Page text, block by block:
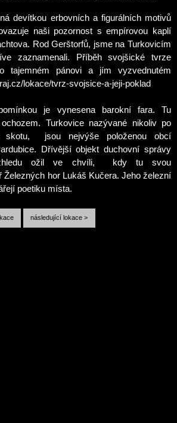
devítkou erbovních a figurálních motivů
naši pozornost s empírovou kaplí
Rod Gerštorfů, jsme na Turkovicím
zaznamenali. Příběh svojšické tvrze
tajemném pánovi a jím vyzvednutém
lokace/tvrz-svojsice-a-jeji-poklad
je vynesena barokní fara. Tu
Turkovice nazývané nikoliv po
skotu,
jsou nejvýše položenou obcí
Dřívější objekt duchovní správy
ožil ve chvíli, kdy tu svou
Železných hor Lukáš Kučera. Jeho železní
poetiku místa.
následující lokace >